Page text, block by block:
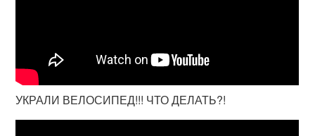
УКРАЛИ ВЕЛОСИПЕД!!! ЧТО ДЕЛАТЬ?!